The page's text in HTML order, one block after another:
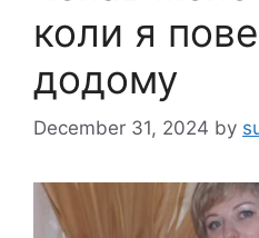
коли я
додому
December 31, 2024 by